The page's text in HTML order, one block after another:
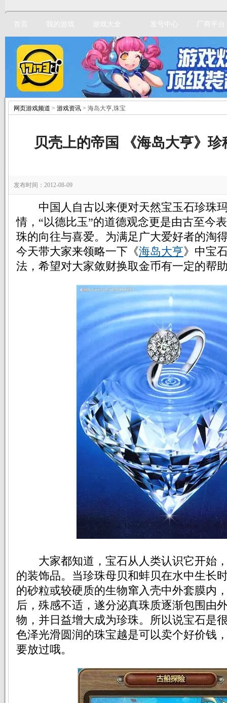
首页 我的游戏 游戏大全 发号中心 厂商平台
网页游戏频道 > 游戏资讯 > 海岛大亨,珠宝
贝壳上的帝国 《海岛大亨》
发布时间：2012-08-09
中国人自古以来便对天然宝玉石珍珠
情，“以德比玉”的道德观念更是由古至今
珠的向往与喜爱。为满足广大爱好者的淘
今天带大家来领略一下《海岛大亨》中宝
法，希望对大家敛财换取金币有一定的帮
大家都知道，宝石从人类认识它开始
的装饰品。当珍珠母贝和蚌贝在水中生长
的砂粒或较硬质的生物窜入壳中外套膜内
后，殊感不适，遂分泌真珠质逐渐包围由
物，并日益增大成为珍珠。所以说宝石是
色泽光滑圆润的珠宝越是可以卖个好价钱
要放过哦。
立即注册